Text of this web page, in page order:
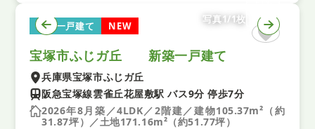
新築一戸建て NEW
写真1/1枚
宝塚市ふじガ丘 新築一戸建て
兵庫県宝塚市ふじガ丘
阪急宝塚線雲雀丘花屋敷駅 バス9分 停歩7分
2026年8月築／4LDK／2階建／建物105.37m²（約
31.87坪）／土地171.16m²（約51.77坪）